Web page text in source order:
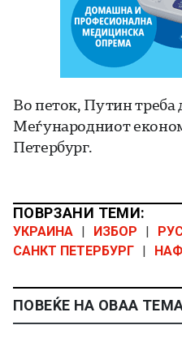
Во петок, Путин треба
Меѓународниот
Петербург.
ПОВРЗАНИ ТЕМИ:
УКРАИНА ИЗБОР
САНКТ ПЕТЕРБУРГ
ПОВЕЌЕ НА ОВАА